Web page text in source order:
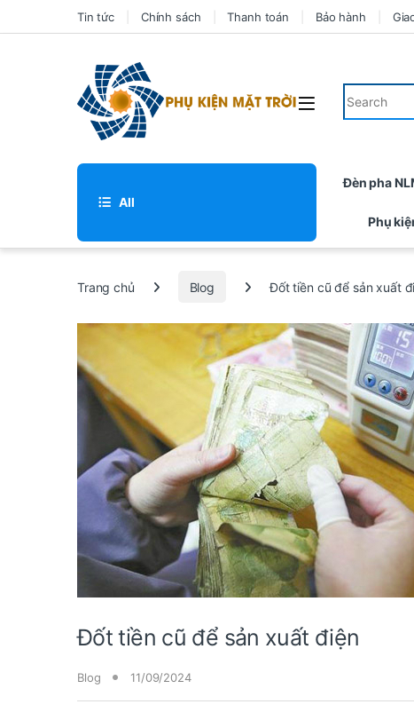
Tin tức Chính sách Thanh toán Bảo hành
All
Đèn pha
Phụ
Trang chủ Blog Đốt tiền cũ để sản xuất
Đốt tiền cũ để sản xuất điện
Blog 11/09/2024